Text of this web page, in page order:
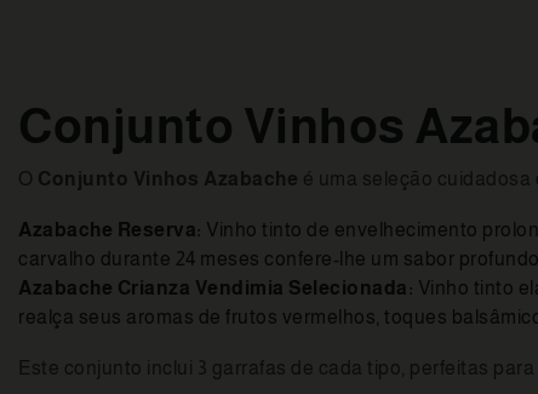
Conjunto Vinhos
O Conjunto Vinhos Azabache é uma seleção
Azabache Reserva: Vinho tinto de envelhecimento
carvalho durante 24 meses confere-lhe um sabor
Azabache Crianza Vendimia Selecionada: Vinho tinto
realça seus aromas de frutos vermelhos, toques
Este conjunto inclui 3 garrafas de cada tipo, perfeitas